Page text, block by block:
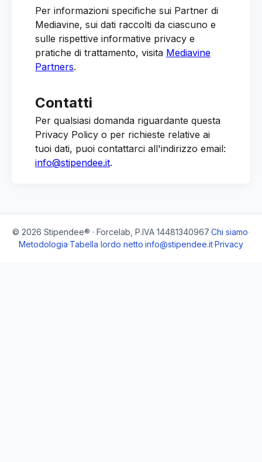
Per informazioni specifiche sui Partner di
Mediavine, sui dati raccolti da ciascuno e
sulle rispettive informative privacy e
pratiche di trattamento, visita Mediavine
Partners.
Contatti
Per qualsiasi domanda riguardante questa
Privacy Policy o per richieste relative ai
tuoi dati, puoi contattarci all'indirizzo email:
info@stipendee.it.
© 2026 Stipendee® · Forcelab, P.IVA 14481340967·Chi siamo·
Metodologia·Tabella lordo netto·info@stipendee.it·Privacy